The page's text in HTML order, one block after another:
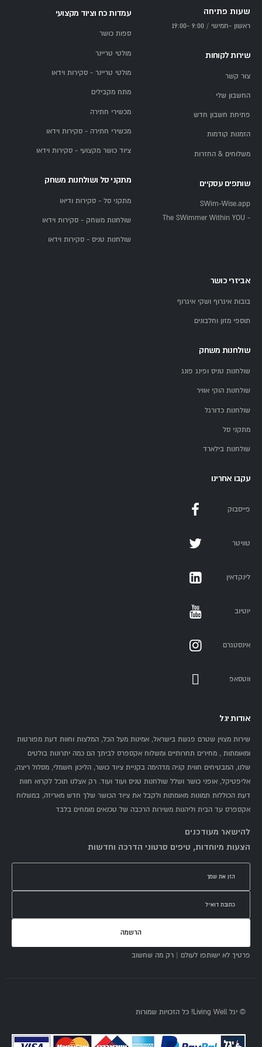
שעות פתיחה
ראשון -חמישי / 9:00 -19:00
שירות לקוחות
צור קשר
החשבון שלי
פתיחת חשבון חדש
הזמנות קודמות
משלוחים & החזרות
שותפים עסקיים
SWim-Wise.app
- The SWimmer Within YOU
עמדות כח וציוד מקצועי
ספות כושר
מולטי טריינר
מולטי טריינר - סקירות וידאו
מתח מקבילים
מכשירי חתירה
מכשירי חתירה - סקירות וידאו
ציוד כושר מקצועי - סקירות וידאו
מתקני סל ושולחנות משחק
מתקני סל - סקירות ודיאו
שולחנות משחק - סקירות וידאו
שולחנות טניס - סקירות וידאו
אביזרי כושר
בובות איגרוף ושקי איגרוף
תוספי מזון וחלבונים
שולחנות משחק
שולחנות טניס ופינג פונג
שולחנות הוקי אוויר
שולחנות כדורגל
מתקני סל
שולחנות בילארד
עקבו אחרינו
פייסבוק
טוויטר
לינקדאין
יוטיוב
אינסטגרם
ווטסאפ
אודות יגל
שירות מצוין שטרם פגשת בישראל, אמינות מעל הכל, המלצות וחוות דעת מפורטות
ומאומתות , מחירים תחרותיים ומשלוח אקספרס לביתך הם כמה יתרונות בולטים
שלנו, המבטיחים חווית קניה מדהימה בקניית ציוד כושר, הליכון חשמלי, מסלול ריצה,
אליפטיקל, אופני כושר ושלל שולחנות טניס ועוד ועוד. רק אצלנו תוכל לקרוא חוות
דעת הכוללות תמונות מאומתות ולקבל את ציוד הכושר שלך חדש מאריזה, במשלוח
אקספרס עד הבית וליהנות משירות הרכבה של טכנאים מומחים בלבד
להישאר מעודכנים
הצעות מיוחדות, טיפים סרטוני הדרכה וחדשות
הרשמה
פרטיך לא ישותפו לעולם | רק מה שחשוב
© יגל Living Well! כל הזכויות שמורות